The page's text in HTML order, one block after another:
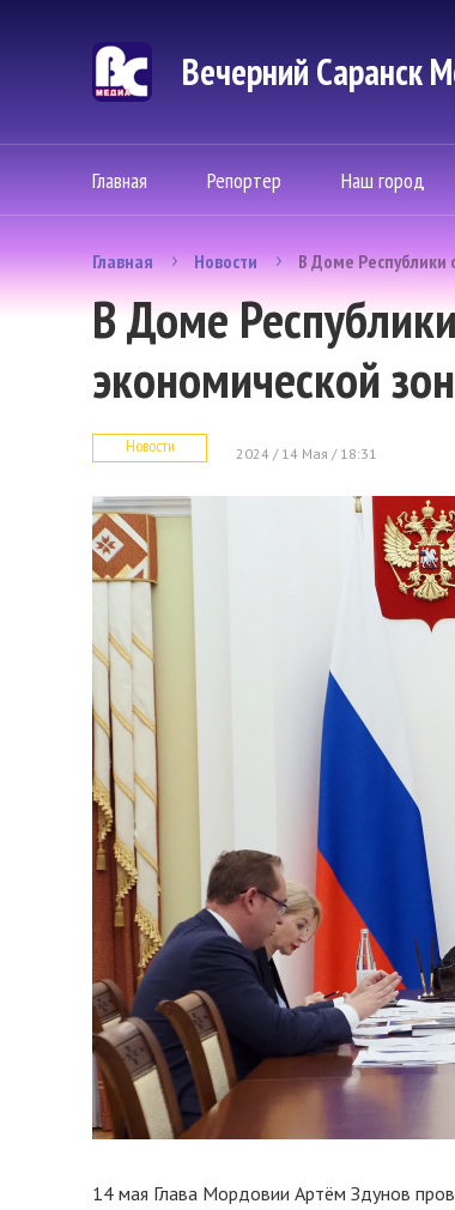
Вечерний Саранск
Главная Репортер Наш город
Главная Новости В Доме Республики
В Доме
экономической
Новости 2024 / 14 Мая / 18:31
14 мая Глава Мордовии Артём Здунов